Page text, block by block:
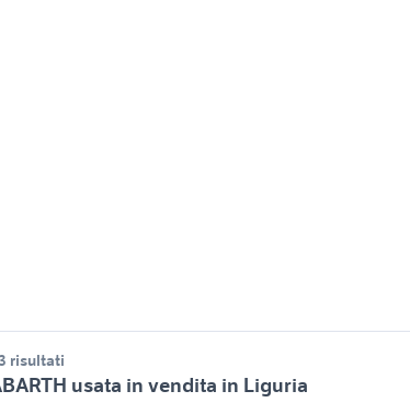
risultati
usata in vendita in Liguria